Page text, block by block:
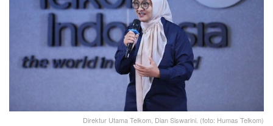
Direktur Utama Telkom, Dian Siswarini. (foto: Humas Telkom)